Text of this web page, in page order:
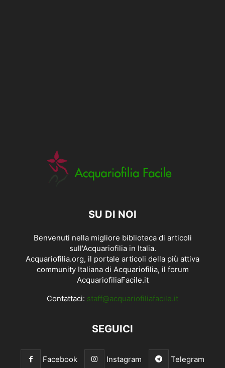
SU DI NOI
Benvenuti nella migliore biblioteca di articoli
sull'Acquariofilia in Italia.
Acquariofilia.org, il portale articoli della più attiva
community Italiana di Acquariofilia, il forum
AcquariofiliaFacile.it
Contattaci: staff@acquariofiliafacile.it
SEGUICI
Facebook Instagram Telegram